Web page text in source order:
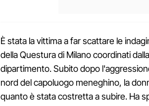
È stata la vittima a far scattare le
della Questura di Milano coordinati
dipartimento. Subito dopo
nord del capoluogo meneghino, la
quanto è stata costretta a subire. Ha